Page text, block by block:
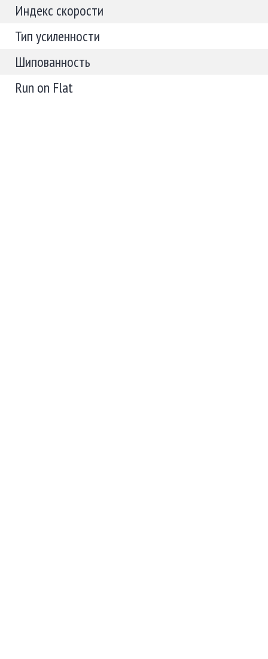
Индекс скорости
Тип усиленности
Шипованность
Run on Flat